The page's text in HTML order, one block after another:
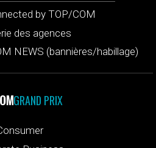
by TOP/COM
des agences
NEWS (bannières/habillage)
GRAND PRIX